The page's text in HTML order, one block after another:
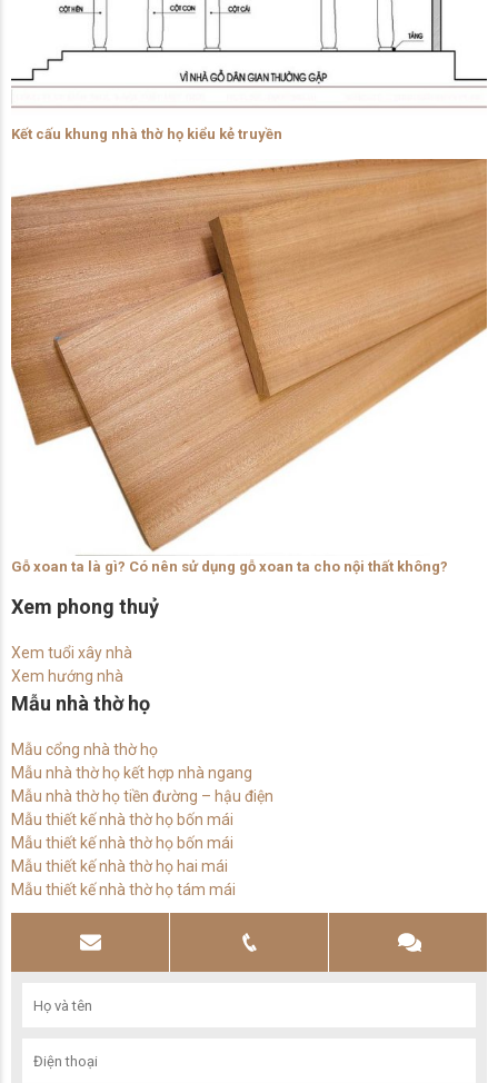
Kết cấu khung nhà thờ họ kiểu kẻ truyền
Gỗ xoan ta là gì? Có nên sử dụng gỗ xoan ta cho nội thất không?
Xem phong thuỷ
Xem tuổi xây nhà
Xem hướng nhà
Mẫu nhà thờ họ
Mẫu cổng nhà thờ họ
Mẫu nhà thờ họ kết hợp nhà ngang
Mẫu nhà thờ họ tiền đường – hậu điện
Mẫu thiết kế nhà thờ họ bốn mái
Mẫu thiết kế nhà thờ họ bốn mái
Mẫu thiết kế nhà thờ họ hai mái
Mẫu thiết kế nhà thờ họ tám mái